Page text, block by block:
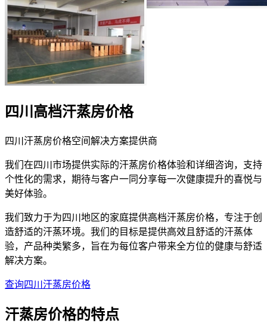
四川高档汗蒸房价格
四川汗蒸房价格空间解决方案提供商
我们在四川市场提供实际的汗蒸房价格体验和详细咨询，支持
个性化的需求，期待与客户一同分享每一次健康提升的喜悦与
美好体验。
我们致力于为四川地区的家庭提供高档汗蒸房价格，专注于创
造舒适的汗蒸环境。我们的目标是提供高效且舒适的汗蒸体
验，产品种类繁多，旨在为每位客户带来全方位的健康与舒适
解决方案。
查询四川汗蒸房价格
汗蒸房价格的特点